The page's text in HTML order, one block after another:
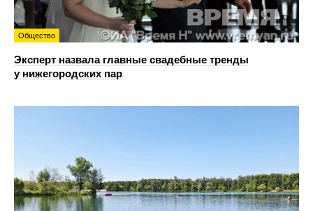
Общество
Эксперт назвала главные свадебные тренды
у нижегородских пар